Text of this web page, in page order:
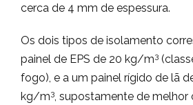
cerca de 4 mm de espessura.
Os dois tipos de isolamento
painel de EPS de 20 kg/m3
fogo), e a um painel rígido de lã
kg/m3, supostamente de